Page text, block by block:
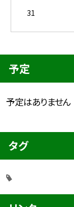
31
予定
予定はありません
タグ